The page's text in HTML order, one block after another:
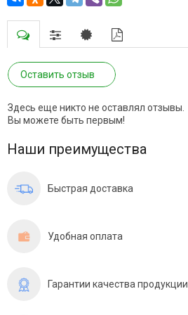
Оставить отзыв
Здесь еще никто не оставлял отзывы.
Вы можете быть первым!
Наши преимущества
Быстрая доставка
Удобная оплата
Гарантии качества продукции